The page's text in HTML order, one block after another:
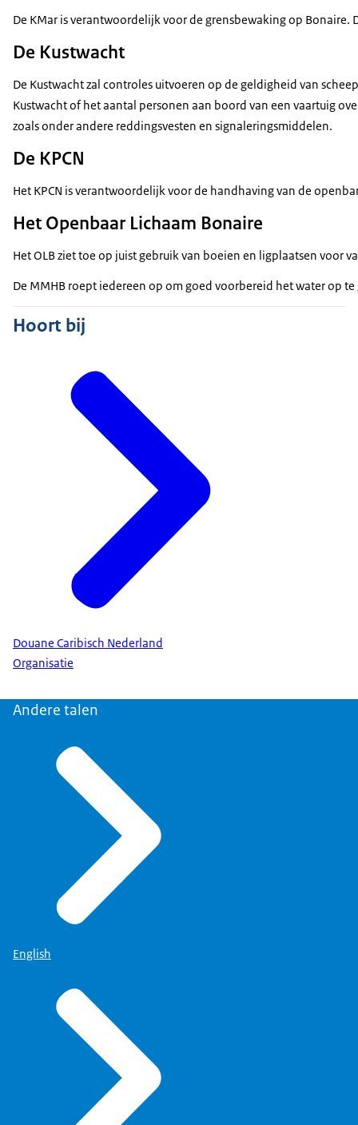
De KMar is verantwoordelijk voor de grensbewaking op
De Kustwacht
De Kustwacht zal controles uitvoeren op de geldigheid van
Kustwacht of het aantal personen aan boord van een vaartuig
zoals onder andere reddingsvesten en signaleringsmiddelen.
De KPCN
Het KPCN is verantwoordelijk voor de handhaving van de
Het Openbaar Lichaam Bonaire
Het OLB ziet toe op juist gebruik van boeien en ligplaatsen
De MMHB roept iedereen op om goed voorbereid het water op
Hoort bij
Douane Caribisch Nederland
Organisatie
Andere talen
English